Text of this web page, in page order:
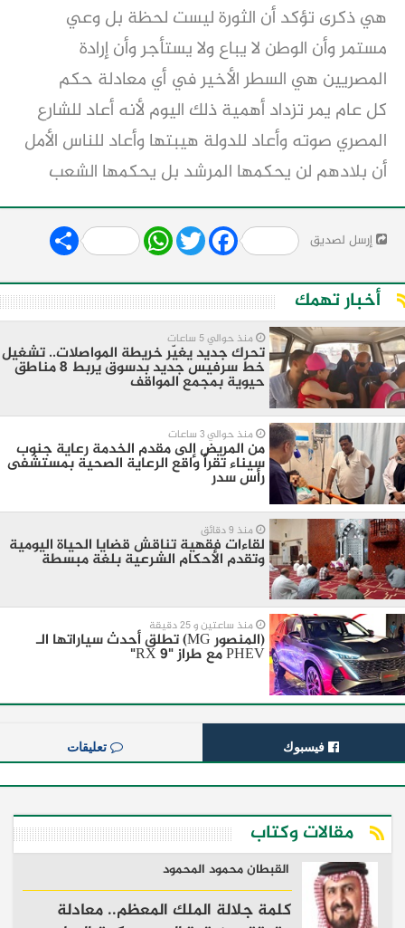
هي ذكرى تؤكد أن الثورة ليست لحظة بل وعي
مستمر وأن الوطن لا يباع ولا يستأجر وأن إرادة
المصريين هي السطر الأخير في أي معادلة حكم
كل عام يمر تزداد أهمية ذلك اليوم لأنه أعاد للشارع
المصري صوته وأعاد للدولة هيبتها وأعاد للناس الأمل
أن بلادهم لن يحكمها المرشد بل يحكمها الشعب
إرسل لصديق Share WhatsApp
Twitter Facebook
أخبار تهمك
منذ حوالي 5 ساعات
تحرك جديد يغيّر خريطة المواصلات.. تشغيل
خط سرفيس جديد بدسوق يربط 8 مناطق
حيوية بمجمع المواقف
منذ حوالي 3 ساعات
من المريض إلى مقدم الخدمة رعاية جنوب
سيناء تقرأ واقع الرعاية الصحية بمستشفى
رأس سدر
منذ 9 دقائق
لقاءات فقهية تناقش قضايا الحياة اليومية
وتقدم الأحكام الشرعية بلغة مبسطة
منذ ساعتين و 25 دقيقة
(المنصور MG) تطلق أحدث سياراتها الـ
PHEV مع طراز "RX 9"
فيسبوك تعليقات
مقالات وكتاب
القبطان محمود المحمود
كلمة جلالة الملك المعظم.. معادلة